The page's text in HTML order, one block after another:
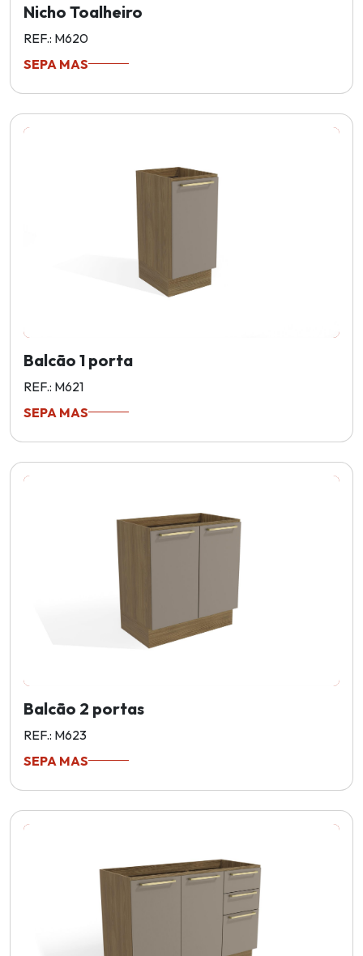
Nicho Toalheiro
REF.: M620
SEPA MAS
Balcão 1 porta
REF.: M621
SEPA MAS
Balcão 2 portas
REF.: M623
SEPA MAS